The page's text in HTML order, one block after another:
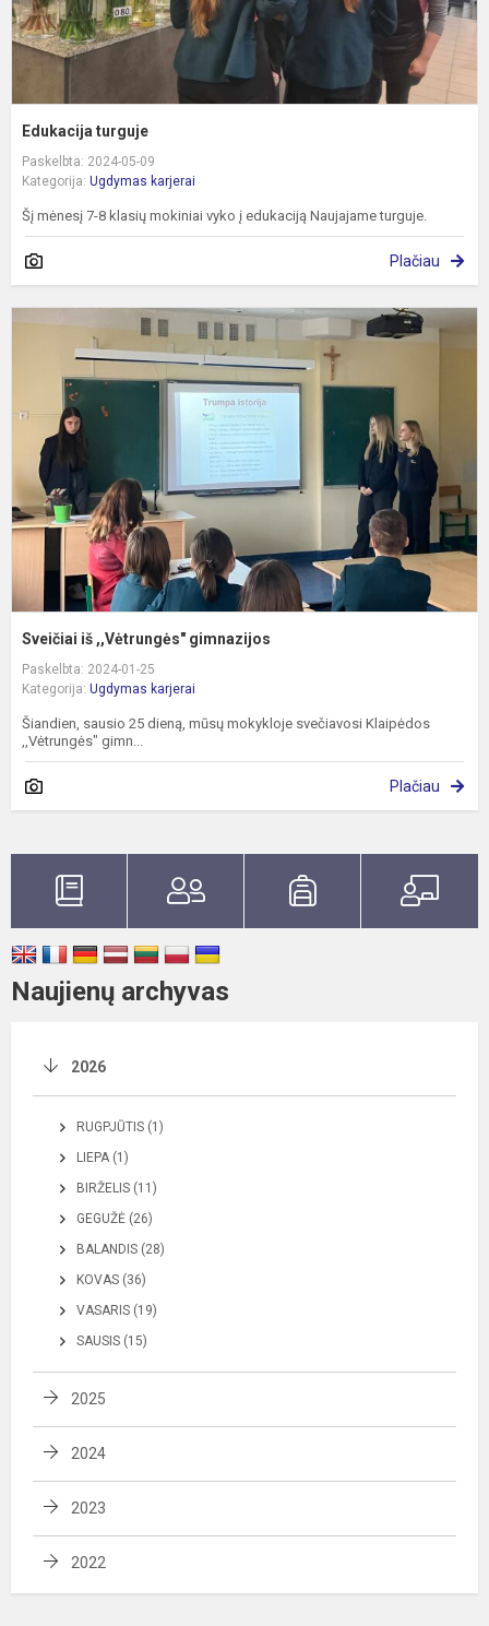
Edukacija turguje
Paskelbta: 2024-05-09
Kategorija: Ugdymas karjerai
Šį mėnesį 7-8 klasių mokiniai vyko į edukaciją Naujajame turguje.
Plačiau
Sveičiai iš ,,Vėtrungės" gimnazijos
Paskelbta: 2024-01-25
Kategorija: Ugdymas karjerai
Šiandien, sausio 25 dieną, mūsų mokykloje svečiavosi Klaipėdos
,,Vėtrungės" gimn...
Plačiau
Naujienų archyvas
2026
RUGPJŪTIS (1)
LIEPA (1)
BIRŽELIS (11)
GEGUŽĖ (26)
BALANDIS (28)
KOVAS (36)
VASARIS (19)
SAUSIS (15)
2025
2024
2023
2022